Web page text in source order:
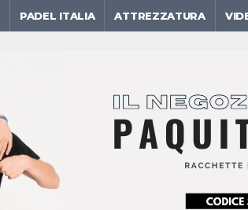
PADEL ITALIA ATTREZZATURA